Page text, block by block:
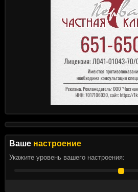
Ваше настроение
Укажите уровень вашего настроения: